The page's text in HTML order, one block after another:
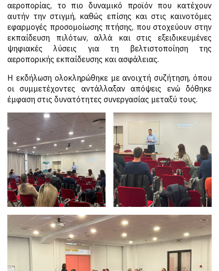
αεροπορίας, το πιο δυναμικό προϊόν που κατέχουν
αυτήν την στιγμή, καθώς επίσης και στις καινοτόμες
εφαρμογές προσομοίωσης πτήσης, που στοχεύουν στην
εκπαίδευση πιλότων, αλλά και στις εξειδικευμένες
ψηφιακές λύσεις για τη βελτιστοποίηση της
αεροπορικής εκπαίδευσης και ασφάλειας.
Η εκδήλωση ολοκληρώθηκε με ανοιχτή συζήτηση, όπου
οι συμμετέχοντες αντάλλαξαν απόψεις ενώ δόθηκε
έμφαση στις δυνατότητες συνεργασίας μεταξύ τους.